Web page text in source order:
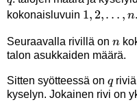
kokonaisluvuin 1,2,\ldots,n
1, 2,… , n.
Seuraavalla rivillä on n
n
talon asukkaiden määrä.
Sitten syötteessä on q
q
kyselyn. Jokainen rivi on